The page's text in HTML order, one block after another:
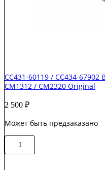
CC431-60119 / CC434-67902
CM1312 / CM2320 Original
2 500 ₽
Может быть предзаказано
Количество
товара